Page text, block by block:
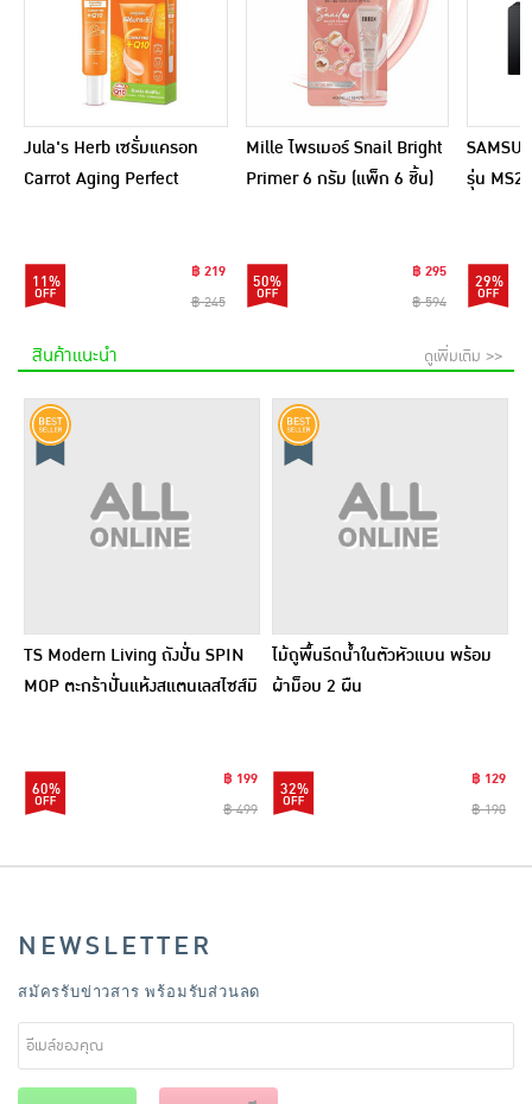
Jula's Herb เซรั่มแครอท
Carrot Aging Perfect
11%
฿ 219
฿ 245
Mille ไพรเมอร์ Snail Bright
Primer 6 กรัม (แพ็ก 6 ชิ้น)
50%
฿ 295
฿ 594
รุ่น
29%
สินค้าแนะนำ ดูเพิ่มเติม >>
TS Modern Living ถังปั่น SPIN
MOP ตะกร้าปั่นแห้งสแตนเลสไซส์มิ
60%
฿ 199
฿ 499
ไม้ถูพื้นรีดน้ำในตัวหัวแบน พร้อม
ผ้าม็อบ 2 ผืน
32%
฿ 129
฿ 190
NEWSLETTER
สมัครรับข่าวสาร พร้อมรับส่วนลด